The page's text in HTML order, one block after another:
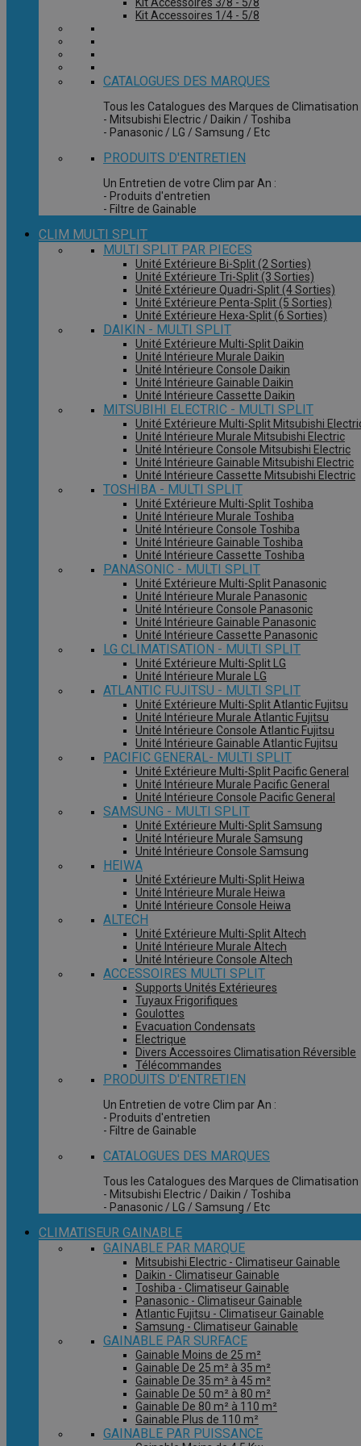
Kit Accessoires 1/4 - 5/8
CATALOGUES DES MARQUES
Tous les Catalogues des Marques de Climatisation
- Mitsubishi Electric / Daikin / Toshiba
- Panasonic / LG / Samsung / Etc
PRODUITS D'ENTRETIEN
Un Entretien de votre Clim par An :
- Produits d'entretien
- Filtre de Gainable
CLIM MULTI SPLIT
MULTI SPLIT PAR PIECES
Unité Extérieure Bi-Split (2 Sorties)
Unité Extérieure Tri-Split (3 Sorties)
Unité Extérieure Quadri-Split (4 Sorties)
Unité Extérieure Penta-Split (5 Sorties)
Unité Extérieure Hexa-Split (6 Sorties)
DAIKIN - MULTI SPLIT
Unité Extérieure Multi-Split Daikin
Unité Intérieure Murale Daikin
Unité Intérieure Console Daikin
Unité Intérieure Gainable Daikin
Unité Intérieure Cassette Daikin
MITSUBIHI ELECTRIC - MULTI SPLIT
Unité Extérieure Multi-Split Mitsubishi
Unité Intérieure Murale Mitsubishi Electric
Unité Intérieure Console Mitsubishi Electric
Unité Intérieure Gainable Mitsubishi Electric
Unité Intérieure Cassette Mitsubishi Electric
TOSHIBA - MULTI SPLIT
Unité Extérieure Multi-Split Toshiba
Unité Intérieure Murale Toshiba
Unité Intérieure Console Toshiba
Unité Intérieure Gainable Toshiba
Unité Intérieure Cassette Toshiba
PANASONIC - MULTI SPLIT
Unité Extérieure Multi-Split Panasonic
Unité Intérieure Murale Panasonic
Unité Intérieure Console Panasonic
Unité Intérieure Gainable Panasonic
Unité Intérieure Cassette Panasonic
LG CLIMATISATION - MULTI SPLIT
Unité Extérieure Multi-Split LG
Unité Intérieure Murale LG
ATLANTIC FUJITSU - MULTI SPLIT
Unité Extérieure Multi-Split Atlantic Fujitsu
Unité Intérieure Murale Atlantic Fujitsu
Unité Intérieure Console Atlantic Fujitsu
Unité Intérieure Gainable Atlantic Fujitsu
PACIFIC GENERAL- MULTI SPLIT
Unité Extérieure Multi-Split Pacific General
Unité Intérieure Murale Pacific General
Unité Intérieure Console Pacific General
SAMSUNG - MULTI SPLIT
Unité Extérieure Multi-Split Samsung
Unité Intérieure Murale Samsung
Unité Intérieure Console Samsung
HEIWA
Unité Extérieure Multi-Split Heiwa
Unité Intérieure Murale Heiwa
Unité Intérieure Console Heiwa
ALTECH
Unité Extérieure Multi-Split Altech
Unité Intérieure Murale Altech
Unité Intérieure Console Altech
ACCESSOIRES MULTI SPLIT
Supports Unités Extérieures
Tuyaux Frigorifiques
Goulottes
Evacuation Condensats
Electrique
Divers Accessoires Climatisation Réversible
Télécommandes
PRODUITS D'ENTRETIEN
Un Entretien de votre Clim par An :
- Produits d'entretien
- Filtre de Gainable
CATALOGUES DES MARQUES
Tous les Catalogues des Marques de Climatisation
- Mitsubishi Electric / Daikin / Toshiba
- Panasonic / LG / Samsung / Etc
CLIMATISEUR GAINABLE
GAINABLE PAR MARQUE
Mitsubishi Electric - Climatiseur Gainable
Daikin - Climatiseur Gainable
Toshiba - Climatiseur Gainable
Panasonic - Climatiseur Gainable
Atlantic Fujitsu - Climatiseur Gainable
Samsung - Climatiseur Gainable
GAINABLE PAR SURFACE
Gainable Moins de 25 m²
Gainable De 25 m² à 35 m²
Gainable De 35 m² à 45 m²
Gainable De 50 m² à 80 m²
Gainable De 80 m² à 110 m²
Gainable Plus de 110 m²
GAINABLE PAR PUISSANCE